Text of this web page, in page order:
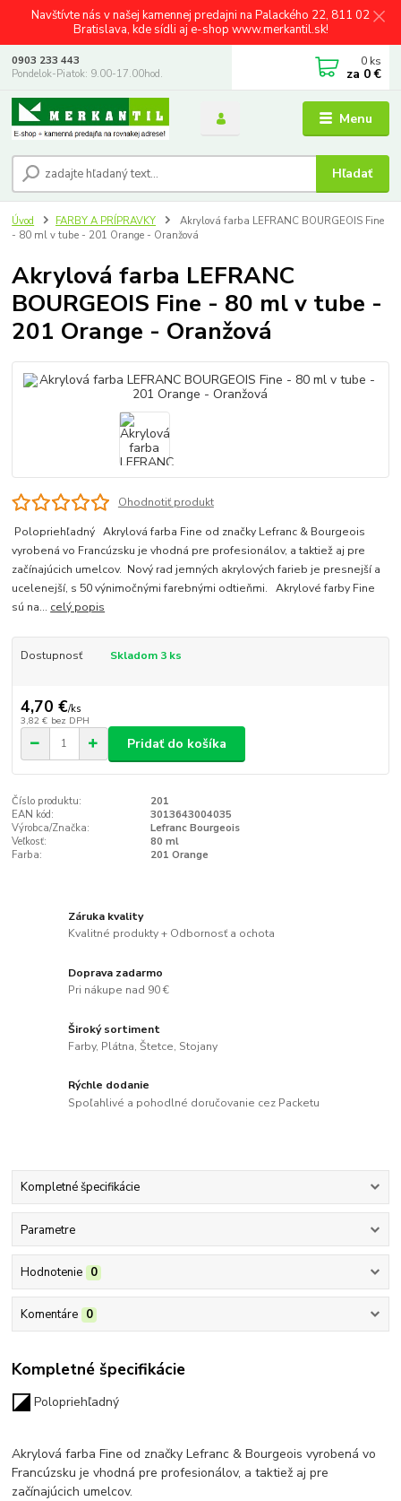
Navštívte nás v našej kamennej predajni na Palackého 22, 811 02
Bratislava, kde sídli aj e-shop www.merkantil.sk!
Menu
Hľadať
0903 233 443
Pondelok-Piatok: 9.00-17.00hod.
0 ks
za 0 €
Úvod FARBY A PRÍPRAVKY
Akrylová farba LEFRANC BOURGEOIS Fine
- 80 ml v tube - 201 Orange - Oranžová
Akrylová farba LEFRANC
BOURGEOIS Fine - 80 ml v tube -
201 Orange - Oranžová
Ohodnotiť produkt
Polopriehľadný Akrylová farba Fine od značky Lefranc & Bourgeois
vyrobená vo Francúzsku je vhodná pre profesionálov, a taktiež aj pre
začínajúcich umelcov. Nový rad jemných akrylových farieb je presnejší a
ucelenejší, s 50 výnimočnými farebnými odtieňmi. Akrylové farby Fine
sú na... celý popis
Dostupnosť Skladom 3 ks
4,70 €/ks
3,82 € bez DPH
Pridať do košíka
Číslo produktu:
201
EAN kód:
3013643004035
Výrobca/Značka:
Lefranc Bourgeois
Veľkosť:
80 ml
Farba:
201 Orange
Záruka kvality
Kvalitné produkty + Odbornosť a ochota
Doprava zadarmo
Pri nákupe nad 90 €
Široký sortiment
Farby, Plátna, Štetce, Stojany
Rýchle dodanie
Spoľahlivé a pohodlné doručovanie cez Packetu
Kompletné špecifikácie
Parametre
Hodnotenie 0
Komentáre 0
Kompletné špecifikácie
Polopriehľadný
Akrylová farba Fine od značky Lefranc & Bourgeois vyrobená vo
Francúzsku je vhodná pre profesionálov, a taktiež aj pre
začínajúcich umelcov.